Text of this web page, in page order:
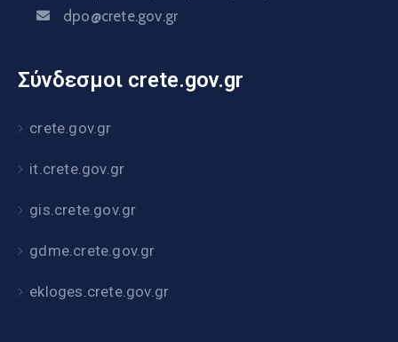
dpo@crete.gov.gr
Σύνδεσμοι crete.gov.gr
crete.gov.gr
it.crete.gov.gr
gis.crete.gov.gr
gdme.crete.gov.gr
ekloges.crete.gov.gr